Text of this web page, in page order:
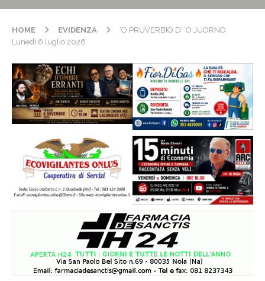
HOME EVIDENZA
‘O PRUVERBIO D’ ‘O JUORNO.
Lunedì 6 luglio 2026